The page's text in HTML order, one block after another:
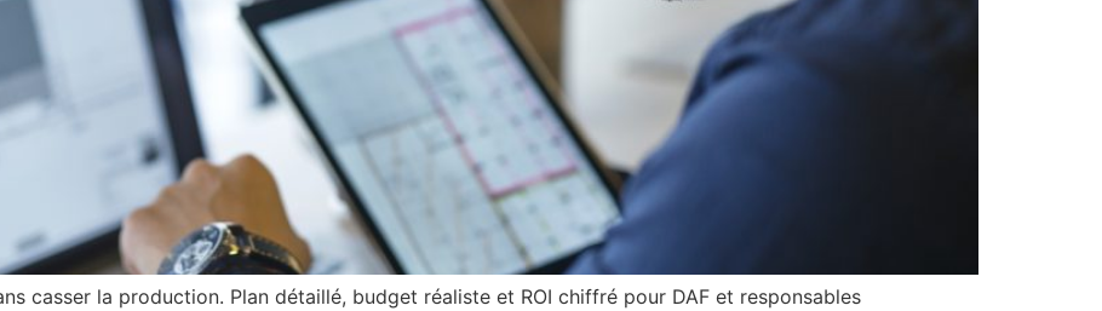
casser la production. Plan détaillé, budget réaliste et ROI chiffré pour DAF et responsables